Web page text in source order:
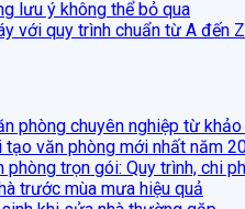
lưu ý không thể bỏ qua
với quy trình chuẩn từ A đến Z
phòng chuyên nghiệp từ
tạo văn phòng mới nhất năm
trọn gói: Quy trình, chi
trước mùa mưa hiệu quả